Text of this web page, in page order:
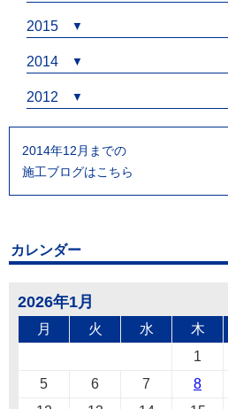
2015
2014
2012
2014年12月までの
施工ブログはこちら
カレンダー
2026年1月
月 火 水 木
1
5
6 7 8